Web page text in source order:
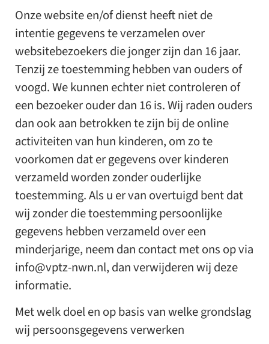
Onze website en/of dienst heeft niet de
intentie gegevens te verzamelen over
websitebezoekers die jonger zijn dan 16 jaar.
Tenzij ze toestemming hebben van ouders of
voogd. We kunnen echter niet controleren of
een bezoeker ouder dan 16 is. Wij raden ouders
dan ook aan betrokken te zijn bij de online
activiteiten van hun kinderen, om zo te
voorkomen dat er gegevens over kinderen
verzameld worden zonder ouderlijke
toestemming. Als u er van overtuigd bent dat
wij zonder die toestemming persoonlijke
gegevens hebben verzameld over een
minderjarige, neem dan contact met ons op via
info@vptz-nwn.nl, dan verwijderen wij deze
informatie.
Met welk doel en op basis van welke grondslag
wij persoonsgegevens verwerken